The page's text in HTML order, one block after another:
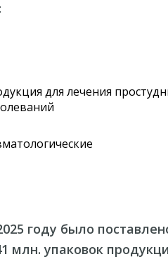
для лечения
году было
млн. упаковок